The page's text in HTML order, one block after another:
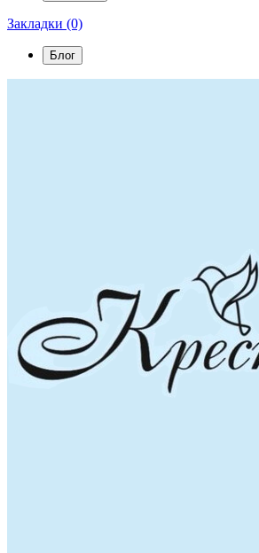
Закладки (0)
Блог